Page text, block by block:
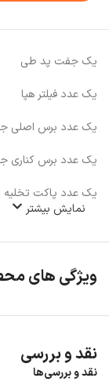
یک جفت پد طی
یک عدد فیلتر هپا
یک عدد برس اصلی
یک عدد برس کناری
یک عدد پاکت تخلیه
نمایش بیشتر
ویژگی های
نقد و بررسی
نقد و بررسی‌ها